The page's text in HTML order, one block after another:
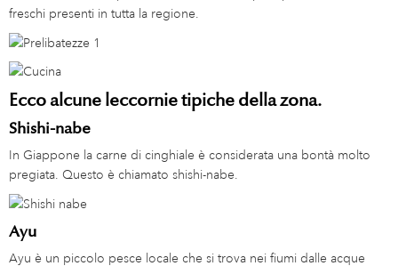
freschi presenti in tutta la regione.
Ecco alcune leccornie tipiche della zona.
Shishi-nabe
In Giappone la carne di cinghiale è considerata una bontà molto
pregiata. Questo è chiamato shishi-nabe.
Ayu
Ayu è un piccolo pesce locale che si trova nei fiumi dalle acque